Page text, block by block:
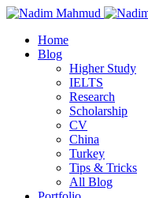
Home
Blog
Higher Study
IELTS
Research
Scholarship
CV
China
Turkey
Tips & Tricks
All Blog